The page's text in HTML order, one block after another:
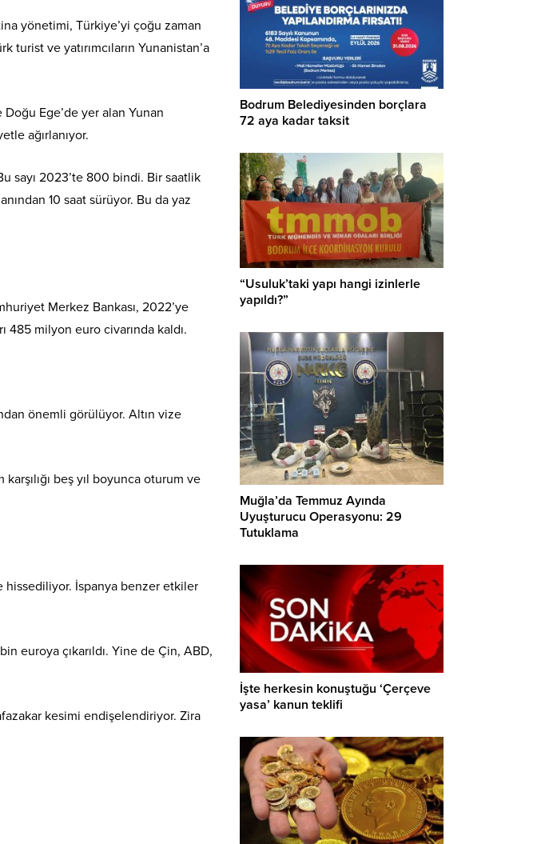
yönetimi, Türkiye’yi çoğu zaman
ve yatırımcıların Yunanistan’a
Doğu Ege’de yer alan Yunan
ağırlanıyor.
sayı 2023’te 800 bindi. Bir saatlik
10 saat sürüyor. Bu da yaz
Merkez Bankası, 2022’ye
485 milyon euro civarında kaldı.
önemli görülüyor. Altın vize
karşılığı beş yıl boyunca oturum ve
hissediliyor. İspanya benzer etkiler
euroya çıkarıldı. Yine de Çin, ABD,
kesimi endişelendiriyor. Zira
Bodrum Belediyesinden borçlara
72 aya kadar taksit
“Usuluk’taki yapı hangi izinlerle
yapıldı?”
Muğla’da Temmuz Ayında
Uyuşturucu Operasyonu: 29
Tutuklama
İşte herkesin konuştuğu ‘Çerçeve
yasa’ kanun teklifi